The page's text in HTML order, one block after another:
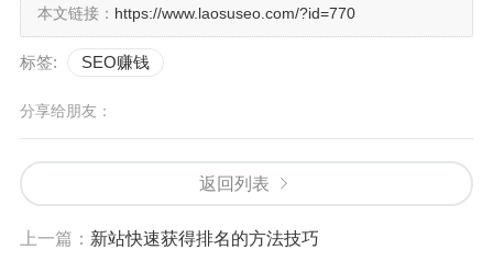
本文链接： https://www.laosuseo.com/?id=770
标签: SEO赚钱
分享给朋友：
返回列表
上一篇： 新站快速获得排名的方法技巧